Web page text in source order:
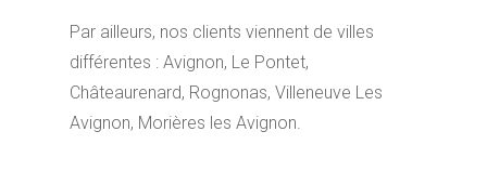
Par ailleurs, nos clients viennent de villes
différentes : Avignon, Le Pontet,
Châteaurenard, Rognonas, Villeneuve Les
Avignon, Morières les Avignon.